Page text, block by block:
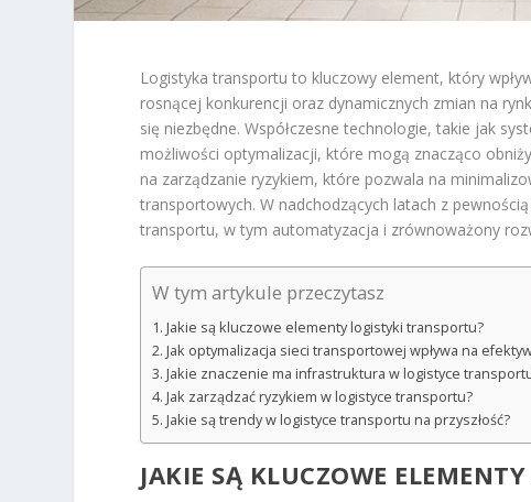
Logistyka transportu to kluczowy element, który
rosnącej konkurencji oraz dynamicznych zmian na
się niezbędne. Współczesne technologie, takie jak
możliwości optymalizacji, które mogą znacząco
na zarządzanie ryzykiem, które pozwala na
transportowych. W nadchodzących latach z
transportu, w tym automatyzacja i zrównoważony
W tym artykule przeczytasz
Jakie są kluczowe elementy logistyki transportu?
Jak optymalizacja sieci transportowej wpływa na
Jakie znaczenie ma infrastruktura w logistyce
Jak zarządzać ryzykiem w logistyce transportu?
Jakie są trendy w logistyce transportu na przyszłość?
JAKIE SĄ KLUCZOWE